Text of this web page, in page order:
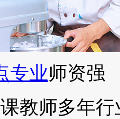
专业师资强
师多年行